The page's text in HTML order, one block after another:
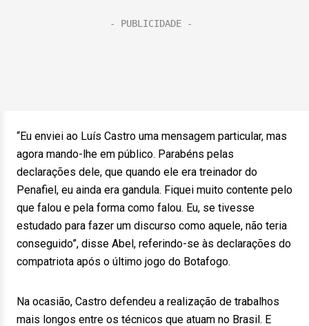
“Eu enviei ao Luís Castro uma mensagem particular, mas
agora mando-lhe em público. Parabéns pelas
declarações dele, que quando ele era treinador do
Penafiel, eu ainda era gandula. Fiquei muito contente pelo
que falou e pela forma como falou. Eu, se tivesse
estudado para fazer um discurso como aquele, não teria
conseguido”, disse Abel, referindo-se às declarações do
compatriota após o último jogo do Botafogo.
Na ocasião, Castro defendeu a realização de trabalhos
mais longos entre os técnicos que atuam no Brasil. E